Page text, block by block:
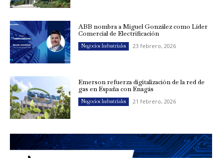
ABB nombra a Miguel González como Líder
Comercial de Electrificación
Negocios Industriales 23 febrero, 2026
Emerson refuerza digitalización de la red de
gas en España con Enagás
Negocios Industriales 21 febrero, 2026